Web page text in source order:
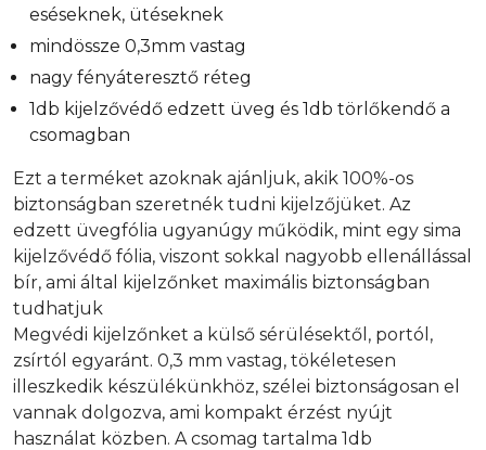
eséseknek, ütéseknek
mindössze 0,3mm vastag
nagy fényáteresztő réteg
1db kijelzővédő edzett üveg és 1db törlőkendő a
csomagban
Ezt a terméket azoknak ajánljuk, akik 100%-os
biztonságban szeretnék tudni kijelzőjüket. Az
edzett üvegfólia ugyanúgy működik, mint egy sima
kijelzővédő fólia, viszont sokkal nagyobb ellenállással
bír, ami által kijelzőnket maximális biztonságban
tudhatjuk
Megvédi kijelzőnket a külső sérülésektől, portól,
zsírtól egyaránt. 0,3 mm vastag, tökéletesen
illeszkedik készülékünkhöz, szélei biztonságosan el
vannak dolgozva, ami kompakt érzést nyújt
használat közben. A csomag tartalma 1db